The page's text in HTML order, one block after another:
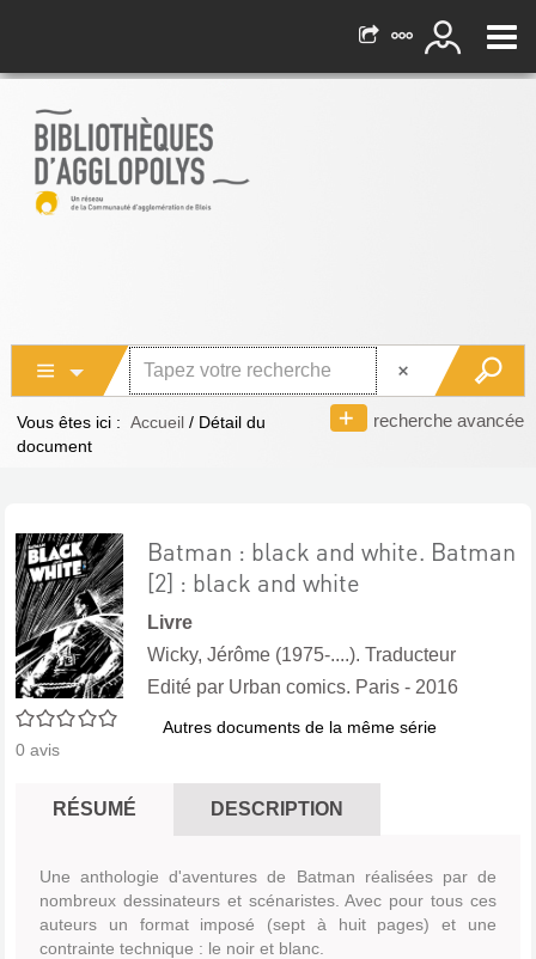
recherche avancée
Vous êtes ici : Accueil / Détail du
document
0/5
0 avis
Batman : black and white. Batman
[2] : black and white
Livre
Wicky, Jérôme (1975-....). Traducteur
Edité par Urban comics. Paris - 2016
Autres documents de la même série
RÉSUMÉ DESCRIPTION
Une anthologie d'aventures de Batman réalisées par de
nombreux dessinateurs et scénaristes. Avec pour tous ces
auteurs un format imposé (sept à huit pages) et une
contrainte technique : le noir et blanc.